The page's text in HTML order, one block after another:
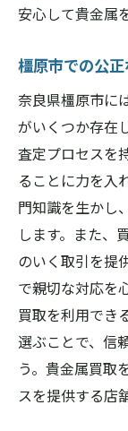
安心して貴金属
橿原市での公
奈良県橿原市に
がいくつか存在
査定プロセスを
ることに力を入
門知識を生かし
します。また、
のいく取引を提
で親切な対応を
買取を利用でき
選ぶことで、信
う。貴金属買取
スを提供する店